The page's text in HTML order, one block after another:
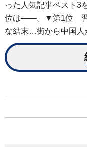
った人気記事ベスト3
位は――。▼第1位 習
な結末…街から中国